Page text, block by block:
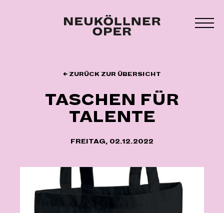
← ZURÜCK ZUR ÜBERSICHT
TASCHEN FÜR
TALENTE
FREITAG, 02.12.2022